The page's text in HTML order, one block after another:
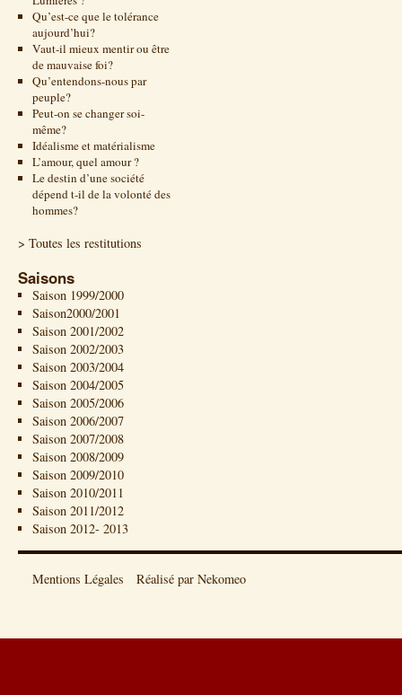
Qu’est-ce que le tolérance
aujourd’hui?
Vaut-il mieux mentir ou être
de mauvaise foi?
Qu’entendons-nous par
peuple?
Peut-on se changer soi-
même?
Idéalisme et matérialisme
L’amour, quel amour ?
Le destin d’une société
dépend t-il de la volonté des
hommes?
> Toutes les restitutions
Saisons
Saison 1999/2000
Saison2000/2001
Saison 2001/2002
Saison 2002/2003
Saison 2003/2004
Saison 2004/2005
Saison 2005/2006
Saison 2006/2007
Saison 2007/2008
Saison 2008/2009
Saison 2009/2010
Saison 2010/2011
Saison 2011/2012
Saison 2012- 2013
Mentions Légales Réalisé par Nekomeo